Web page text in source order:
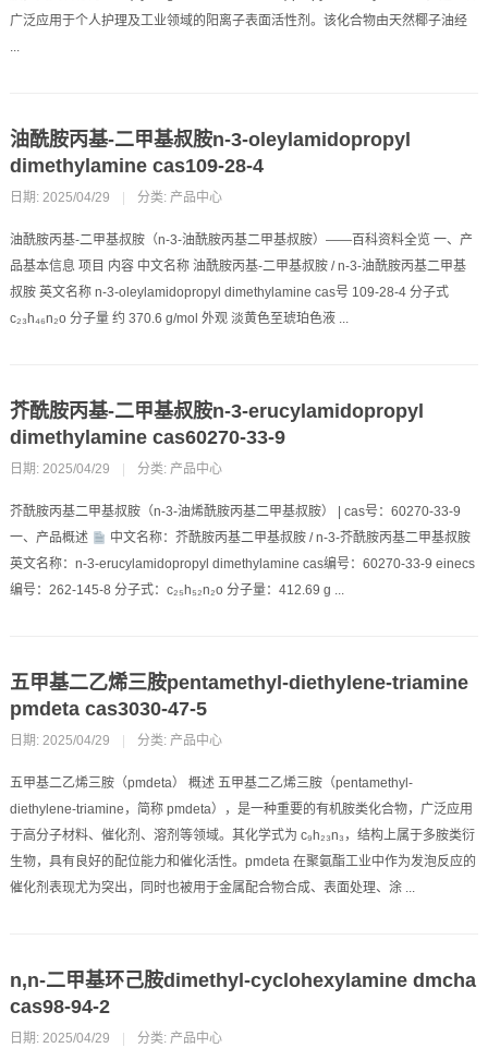
广泛应用于个人护理及工业领域的阳离子表面活性剂。该化合物由天然椰子油经
...
油酰胺丙基-二甲基叔胺n-3-oleylamidopropyl
dimethylamine cas109-28-4
日期: 2025/04/29 分类: 产品中心
油酰胺丙基-二甲基叔胺（n-3-油酰胺丙基二甲基叔胺）——百科资料全览 一、产
品基本信息 项目 内容 中文名称 油酰胺丙基-二甲基叔胺 / n-3-油酰胺丙基二甲基
叔胺 英文名称 n-3-oleylamidopropyl dimethylamine cas号 109-28-4 分子式
c₂₃h₄₆n₂o 分子量 约 370.6 g/mol 外观 淡黄色至琥珀色液 ...
芥酰胺丙基-二甲基叔胺n-3-erucylamidopropyl
dimethylamine cas60270-33-9
日期: 2025/04/29 分类: 产品中心
芥酰胺丙基二甲基叔胺（n-3-油烯酰胺丙基二甲基叔胺） | cas号：60270-33-9
一、产品概述
中文名称：芥酰胺丙基二甲基叔胺 / n-3-芥酰胺丙基二甲基叔胺
英文名称：n-3-erucylamidopropyl dimethylamine cas编号：60270-33-9 einecs
编号：262-145-8 分子式：c₂₅h₅₂n₂o 分子量：412.69 g ...
五甲基二乙烯三胺pentamethyl-diethylene-triamine
pmdeta cas3030-47-5
日期: 2025/04/29 分类: 产品中心
五甲基二乙烯三胺（pmdeta） 概述 五甲基二乙烯三胺（pentamethyl-
diethylene-triamine，简称 pmdeta），是一种重要的有机胺类化合物，广泛应用
于高分子材料、催化剂、溶剂等领域。其化学式为 c₉h₂₃n₃，结构上属于多胺类衍
生物，具有良好的配位能力和催化活性。pmdeta 在聚氨酯工业中作为发泡反应的
催化剂表现尤为突出，同时也被用于金属配合物合成、表面处理、涂 ...
n,n-二甲基环己胺dimethyl-cyclohexylamine dmcha
cas98-94-2
日期: 2025/04/29 分类: 产品中心